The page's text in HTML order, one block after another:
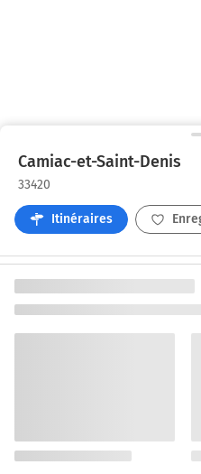
Camiac-et-Saint-Denis
33420
Itinéraires